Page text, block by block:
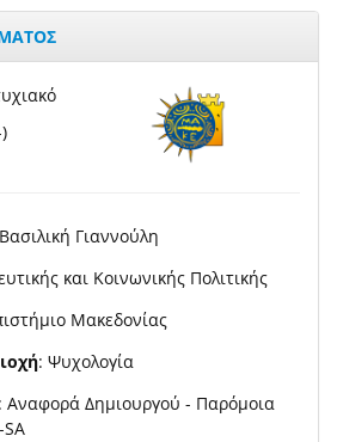
Γιαννούλη
και Κοινωνικής Πολιτικής
Μακεδονίας
: Ψυχολογία
: Αναφορά Δημιουργού - Παρόμοια